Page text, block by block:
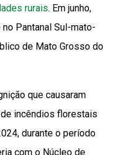
rurais. Em junho,
Pantanal Sul-mato-
de Mato Grosso do
que causaram
incêndios florestais
durante o período
com o Núcleo de